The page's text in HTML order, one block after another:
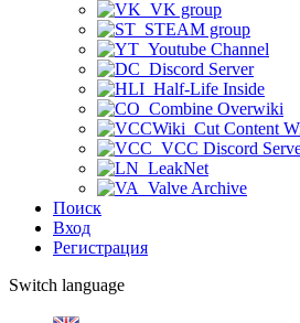
VK group
STEAM group
Youtube Channel
Discord Server
Half-Life Inside
Combine Overwiki
Cut Content
VCC Discord
LeakNet
Valve Archive
Поиск
Вход
Регистрация
Switch language